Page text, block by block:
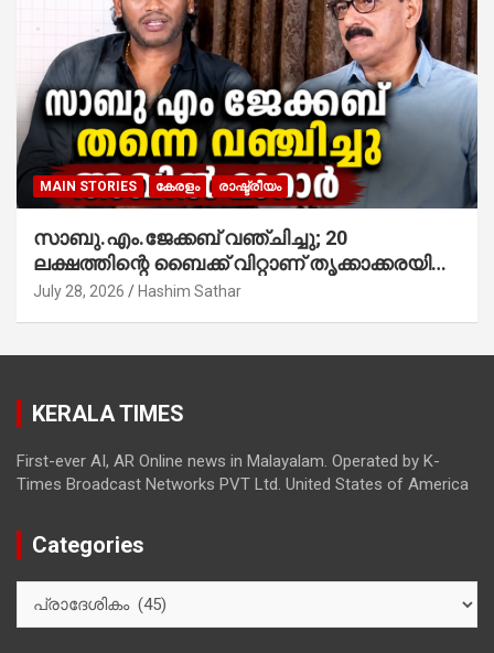
MAIN STORIES കേരളം രാഷ്ട്രീയം
സാബു.എം.ജേക്കബ് വഞ്ചിച്ചു; 20
ലക്ഷത്തിന്റെ ബൈക്ക് വിറ്റാണ് തൃക്കാക്കരയില്‍
മത്സരിച്ചത്! പ്രചാരണത്തിന് രണ്ടേ രണ്ടുപേര്‍
അഖില്‍ മാരാര്‍ ട്വന്റി 20 വിട്ടു
July 28, 2026 Hashim Sathar
KERALA TIMES
First-ever AI, AR Online news in Malayalam. Operated by K-
Times Broadcast Networks PVT Ltd. United States of America
Categories